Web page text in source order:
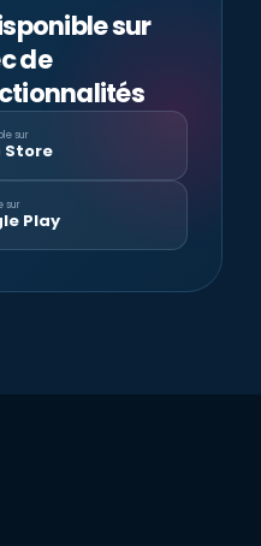
sur
de
sur
Store
sur
Play